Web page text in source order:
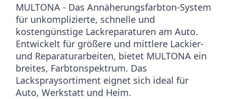
MULTONA - Das Annäherungsfarbton-System
für unkomplizierte, schnelle und
kostengünstige Lackreparaturen am Auto.
Entwickelt für größere und mittlere Lackier-
und Reparaturarbeiten, bietet MULTONA ein
breites, Farbtonspektrum. Das
Lackspraysortiment eignet sich ideal für
Auto, Werkstatt und Heim.